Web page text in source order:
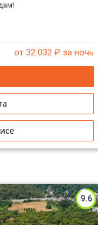
от 32 032 ₽ за ночь
9.6